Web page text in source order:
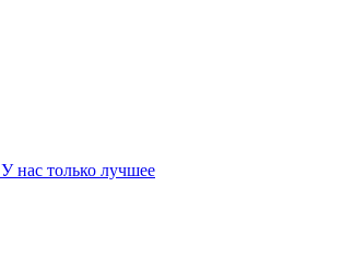
У нас только лучшее